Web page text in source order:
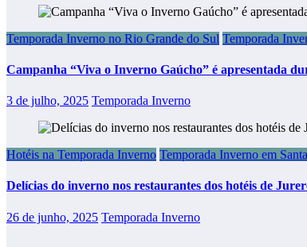
Temporada Inverno no Rio Grande do Sul Temporada
Campanha “Viva o Inverno Gaúcho” é apresentada
3 de julho, 2025 Temporada Inverno
Hotéis na Temporada Inverno Temporada Inverno em
Delícias do inverno nos restaurantes dos hotéis de
26 de junho, 2025 Temporada Inverno